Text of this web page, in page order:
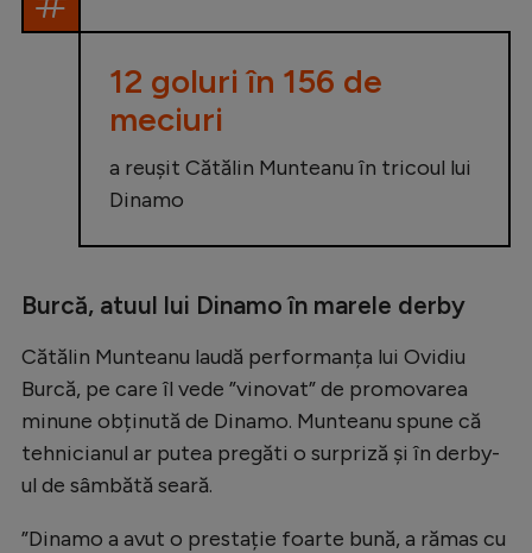
12 goluri în 156 de
meciuri
a reușit Cătălin Munteanu în tricoul lui
Dinamo
Burcă, atuul lui Dinamo în marele derby
Cătălin Munteanu laudă performanța lui Ovidiu
Burcă, pe care îl vede ”vinovat” de promovarea
minune obținută de Dinamo. Munteanu spune că
tehnicianul ar putea pregăti o surpriză și în derby-
ul de sâmbătă seară.
”Dinamo a avut o prestație foarte bună, a rămas cu